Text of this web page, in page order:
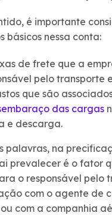
é importante
básicos nessa conta:
de frete que a
pelo transporte
que são
das cargas
e descarga.
palavras, na
prevalecer é o fator
o responsável pelo
com o agente de
com a companhia